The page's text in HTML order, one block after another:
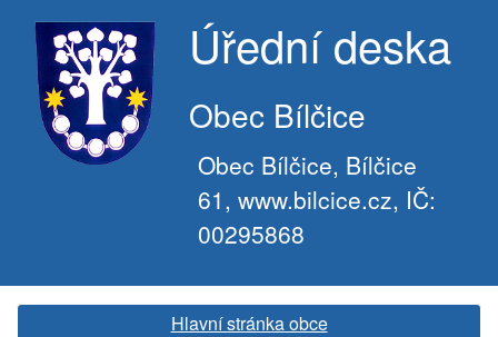
Úřední deska
Obec Bílčice
Obec Bílčice, Bílčice
61, www.bilcice.cz, IČ:
00295868
Hlavní stránka obce